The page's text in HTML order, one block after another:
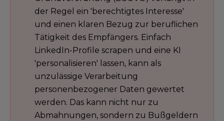
der Regel ein 'berechtigtes Interesse'
und einen klaren Bezug zur beruflichen
Tätigkeit des Empfängers. Einfach
LinkedIn-Profile scrapen und eine KI
'personalisieren' lassen, kann als
unzulässige Verarbeitung
personenbezogener Daten gewertet
werden. Das kann nicht nur zu
Abmahnungen, sondern zu Bußgeldern